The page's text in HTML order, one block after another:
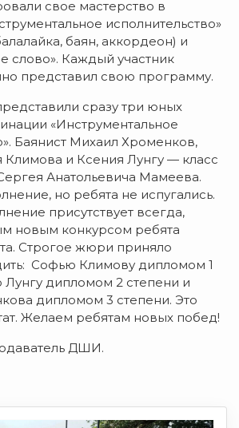
свое мастерство в
исполнительство»
баян, аккордеон) и
слово». Каждый участник
представил свою программу.
сразу три юных
«Инструментальное
Баянист Михаил Хроменков,
Климова и Ксения Лунгу — класс
Анатольевича Мамеева.
но ребята не испугались.
присутствует всегда,
новым конкурсом ребята
Строгое жюри приняло
Софью Климову дипломом 1
Лунгу дипломом 2 степени и
дипломом 3 степени. Это
Желаем ребятам новых побед!
ДШИ.